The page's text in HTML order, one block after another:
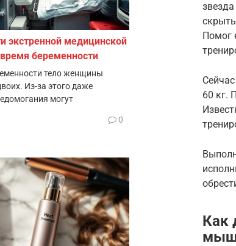
Помог
60 кг.
Как
экстренной медицинской
беременности
тело женщины
Из-за этого даже
могут
0